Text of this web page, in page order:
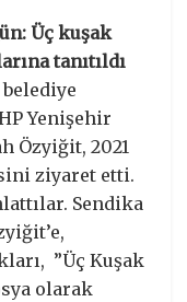
Üç kuşak
tanıtıldı
Yenişehir
Özyiğit, 2021
ziyaret etti.
Sendika
”Üç Kuşak
olarak